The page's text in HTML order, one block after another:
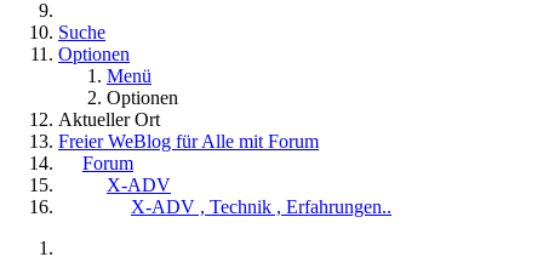
Suche
Optionen
Menü
Optionen
Aktueller Ort
Freier WeBlog für Alle mit Forum
Forum
X-ADV
X-ADV , Technik , Erfahrungen..